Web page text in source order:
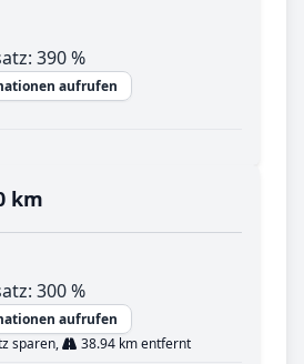
390 %
aufrufen
km
300 %
aufrufen
sparen,
38.94 km entfernt